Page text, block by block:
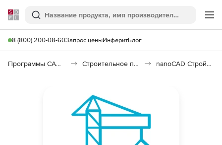
Softline
Поиск
8 (800) 200-08-60Запрос ценыИнферитБлог
Программы САПР и ГИС Строительное программное обеспечение nanoCAD Стройплощадка 25 для Linux